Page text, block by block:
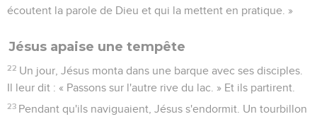
écoutent la parole de Dieu et qui la mettent en pratique. »
Jésus apaise une tempête
22 Un jour, Jésus monta dans une barque avec ses disciples.
Il leur dit : « Passons sur l'autre rive du lac. » Et ils partirent.
23 Pendant qu'ils naviguaient, Jésus s'endormit. Un tourbillon